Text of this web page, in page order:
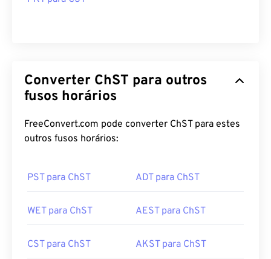
Converter ChST para outros
fusos horários
FreeConvert.com pode converter ChST para estes
outros fusos horários:
PST para ChST ADT para ChST
WET para ChST AEST para ChST
CST para ChST AKST para ChST